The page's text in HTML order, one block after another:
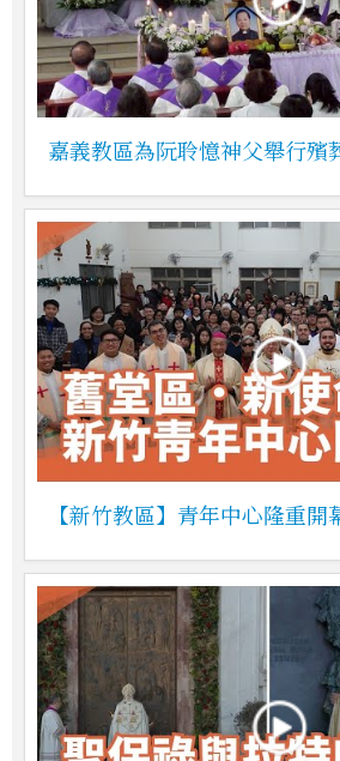
嘉義教區為阮聆憶神父舉行殯
【新竹教區】青年中心隆重